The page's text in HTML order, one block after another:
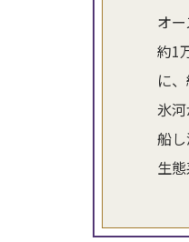
オ
約1
に
氷
船
生